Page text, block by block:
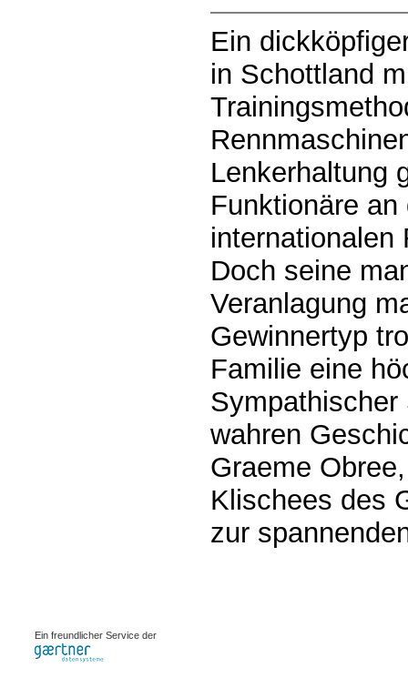
Ein
in Schottland
Lenkerhaltung
Funktionäre
internationalen
Doch seine
Veranlagung
Gewinnertyp
Familie eine
wahren
Graeme
Klischees des
zur
Ein freundlicher Service der